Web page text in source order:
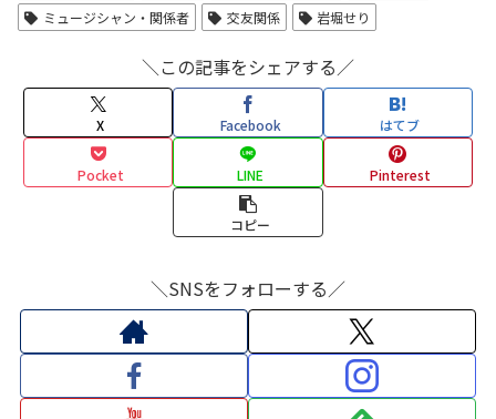
ミュージシャン・関係者
交友関係 岩堀せり
＼この記事をシェアする／
X Facebook はてブ
Pocket LINE Pinterest
コピー
＼SNSをフォローする／